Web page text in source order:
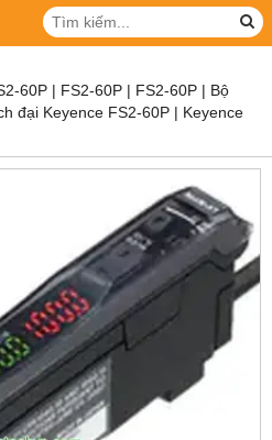
60P | FS2-60P | FS2-60P | Bộ
đại Keyence FS2-60P | Keyence